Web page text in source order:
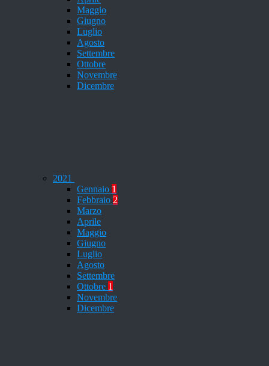
Maggio
Giugno
Luglio
Agosto
Settembre
Ottobre
Novembre
Dicembre
2021
Gennaio 1
Febbraio 2
Marzo
Aprile
Maggio
Giugno
Luglio
Agosto
Settembre
Ottobre 1
Novembre
Dicembre